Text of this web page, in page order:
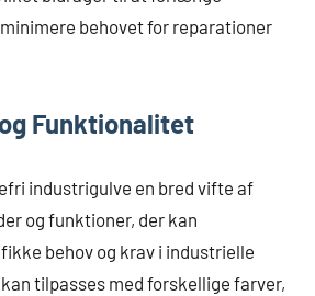
behovet for reparationer
Funktionalitet
industrigulve en bred vifte af
og funktioner, der kan
behov og krav i industrielle
tilpasses med forskellige farver,